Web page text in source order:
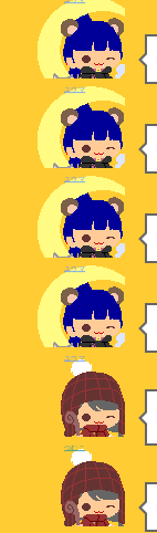
ユウマ
ユウマ
ユウマ
ユウマ
つむこ